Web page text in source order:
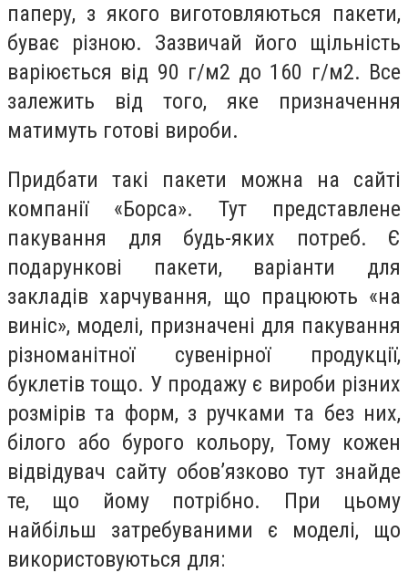
паперу, з якого виготовляються пакети,
буває різною. Зазвичай його щільність
варіюється від 90 г/м2 до 160 г/м2. Все
залежить від того, яке призначення
матимуть готові вироби.
Придбати такі пакети можна на сайті
компанії «Борса». Тут представлене
пакування для будь-яких потреб. Є
подарункові пакети, варіанти для
закладів харчування, що працюють «на
виніс», моделі, призначені для пакування
різноманітної сувенірної продукції,
буклетів тощо. У продажу є вироби різних
розмірів та форм, з ручками та без них,
білого або бурого кольору, Тому кожен
відвідувач сайту обов’язково тут знайде
те, що йому потрібно. При цьому
найбільш затребуваними є моделі, що
використовуються для: